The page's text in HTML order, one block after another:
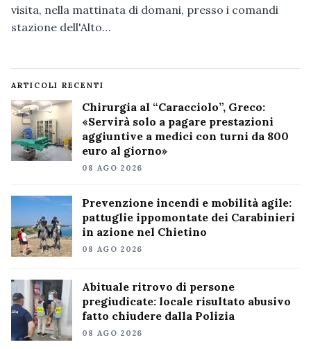
visita, nella mattinata di domani, presso i comandi
stazione dell'Alto…
ARTICOLI RECENTI
Chirurgia al “Caracciolo”, Greco:
«Servirà solo a pagare prestazioni
aggiuntive a medici con turni da 800
euro al giorno»
08 AGO 2026
Prevenzione incendi e mobilità agile:
pattuglie ippomontate dei Carabinieri
in azione nel Chietino
08 AGO 2026
Abituale ritrovo di persone
pregiudicate: locale risultato abusivo
fatto chiudere dalla Polizia
08 AGO 2026